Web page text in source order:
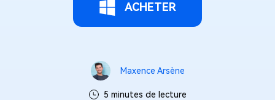
ACHETER
Maxence Arsène
5 minutes de lecture